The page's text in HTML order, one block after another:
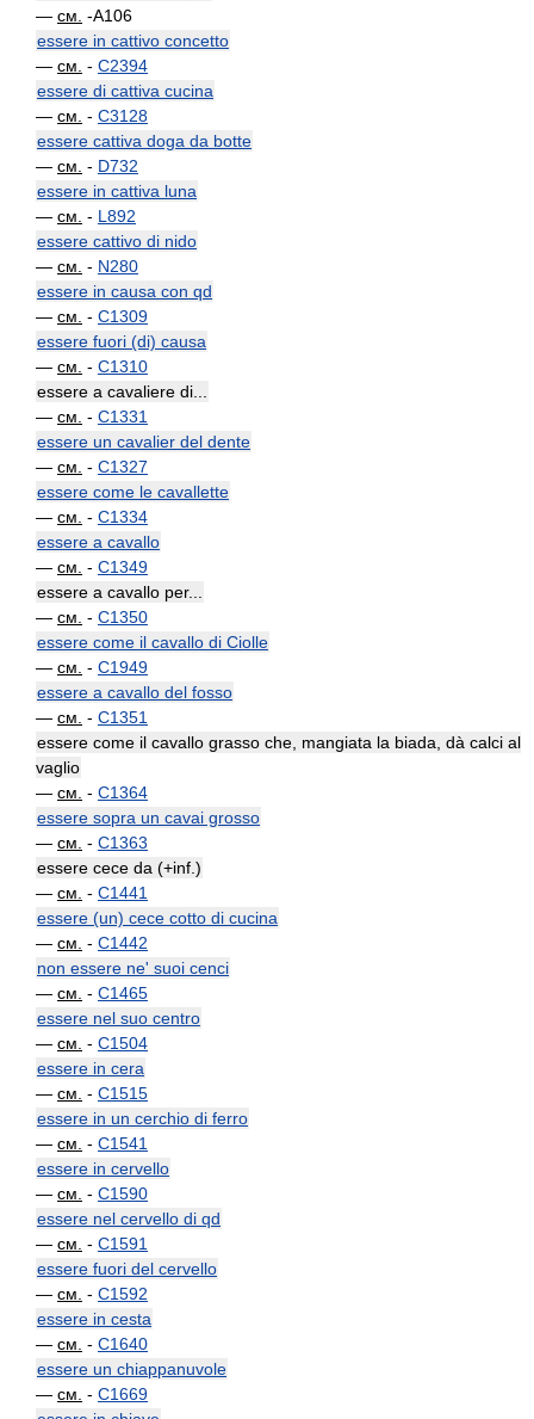
— см. -A106
essere in cattivo concetto
— см. - C2394
essere di cattiva cucina
— см. - C3128
essere cattiva doga da botte
— см. - D732
essere in cattiva luna
— см. - L892
essere cattivo di nido
— см. - N280
essere in causa con qd
— см. - C1309
essere fuori (di) causa
— см. - C1310
essere a cavaliere di...
— см. - C1331
essere un cavalier del dente
— см. - C1327
essere come le cavallette
— см. - C1334
essere a cavallo
— см. - C1349
essere a cavallo per...
— см. - C1350
essere come il cavallo di Ciolle
— см. - C1949
essere a cavallo del fosso
— см. - C1351
essere come il cavallo grasso che, mangiata la biada, dà calci al
vaglio
— см. - C1364
essere sopra un cavai grosso
— см. - C1363
essere cece da (+inf.)
— см. - C1441
essere (un) cece cotto di cucina
— см. - C1442
non essere ne' suoi cenci
— см. - C1465
essere nel suo centro
— см. - C1504
essere in cera
— см. - C1515
essere in un cerchio di ferro
— см. - C1541
essere in cervello
— см. - C1590
essere nel cervello di qd
— см. - C1591
essere fuori del cervello
— см. - C1592
essere in cesta
— см. - C1640
essere un chiappanuvole
— см. - C1669